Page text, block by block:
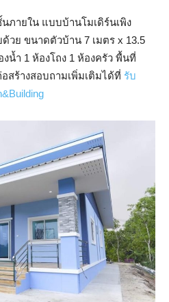
ภายใน แบบบ้านโมเดิร์นเพิง
วย ขนาดตัวบ้าน 7 เมตร x 13.5
น้ำ 1 ห้องโถง 1 ห้องครัว พื้นที่
สร้างสอบถามเพิ่มเติมได้ที่ รับ